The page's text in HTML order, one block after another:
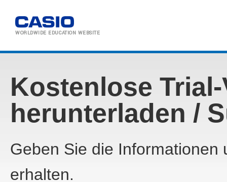
WORLDWIDE EDUCATION WEBSITE
Kostenlose
herunterladen /
Geben Sie die Informationen
erhalten.